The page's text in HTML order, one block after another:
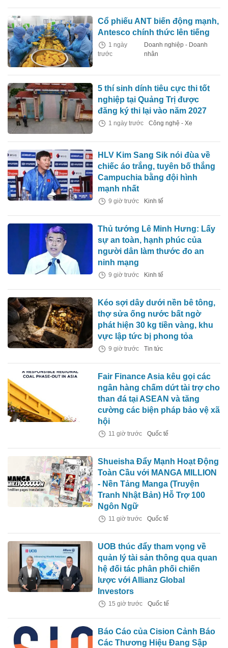
Cổ phiếu ANT biến động mạnh,
Antesco chính thức lên tiếng
1 ngày
trước
Doanh nghiệp - Doanh
nhân
5 thí sinh dính tiêu cực thi tốt
nghiệp tại Quảng Trị được
đăng ký thi lại vào năm 2027
1 ngày trước Công nghệ - Xe
HLV Kim Sang Sik nói đùa về
chiếc áo trắng, tuyên bố thắng
Campuchia bằng đội hình
mạnh nhất
9 giờ trước Kinh tế
Thủ tướng Lê Minh Hưng: Lấy
sự an toàn, hạnh phúc của
người dân làm thước đo an
ninh mạng
9 giờ trước Kinh tế
Kéo sợi dây dưới nền bê tông,
thợ sửa ống nước bất ngờ
phát hiện 30 kg tiền vàng, khu
vực lập tức bị phong tỏa
9 giờ trước Tin tức
Fair Finance Asia kêu gọi các
ngân hàng chấm dứt tài trợ cho
than đá tại ASEAN và tăng
cường các biện pháp bảo vệ xã
hội
11 giờ trước Quốc tế
Shueisha Đẩy Mạnh Hoạt Động
Toàn Cầu với MANGA MILLION
- Nền Tảng Manga (Truyện
Tranh Nhật Bản) Hỗ Trợ 100
Ngôn Ngữ
11 giờ trước Quốc tế
UOB thúc đẩy tham vọng về
quản lý tài sản thông qua quan
hệ đối tác phân phối chiến
lược với Allianz Global
Investors
15 giờ trước Quốc tế
Báo Cáo của Cision Cảnh Báo
Các Thương Hiệu Đang Sập